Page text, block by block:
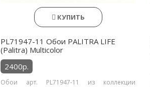
КУПИТЬ
PL71947-11 Обои PALITRA LIFE
(Palitra) Multicolor
2400р.
Обои арт. PL71947-11 из коллекции